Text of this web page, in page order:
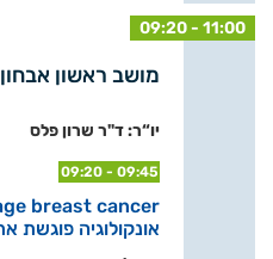
09:20 - 11:00
מושב ראשון
יו“ר: ד"ר שרון פלס
09:20 - 09:45
אונקולוגיה